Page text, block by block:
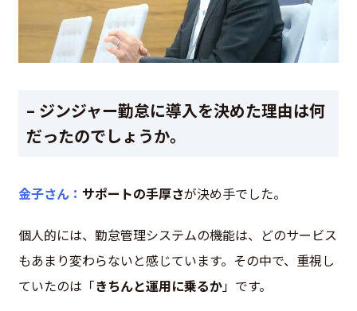
– ジンジャー勤怠に導入を決めた理由は何
だったのでしょうか。
金子さん： サポートの手厚さが決め手でした。
個人的には、勤怠管理システムの機能は、どのサービス
もあまり変わらないと感じています。その中で、重視し
ていたのは「きちんと運用に乗るか」です。